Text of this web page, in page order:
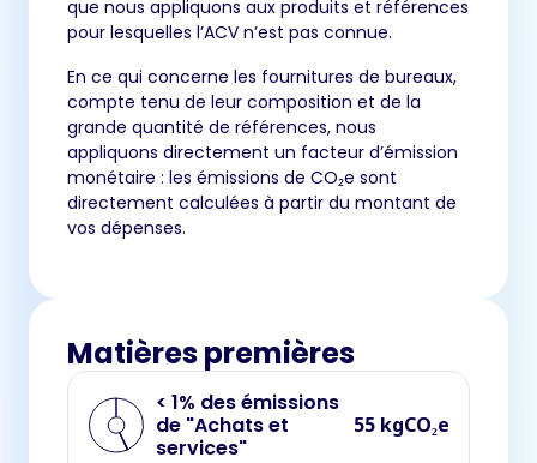
que nous appliquons aux produits et références
pour lesquelles l’ACV n’est pas connue.
En ce qui concerne les fournitures de bureaux,
compte tenu de leur composition et de la
grande quantité de références, nous
appliquons directement un facteur d’émission
monétaire : les émissions de CO₂e sont
directement calculées à partir du montant de
vos dépenses.
Matières premières
< 1% des émissions
de "Achats et
services"
55 kgCO₂e